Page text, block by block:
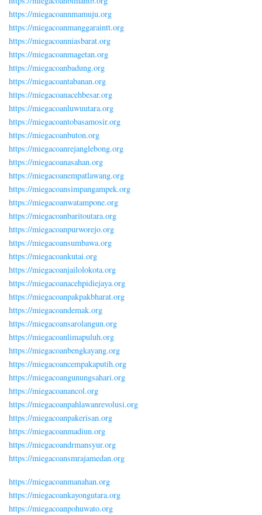
https://miegacoannmamuju.org
https://miegacoanmanggaraintt.org
https://miegacoanniasbarat.org
https://miegacoanmagetan.org
https://miegacoanbadung.org
https://miegacoantabanan.org
https://miegacoanacehbesar.org
https://miegacoanluwuutara.org
https://miegacoantobasamosir.org
https://miegacoanbuton.org
https://miegacoanrejanglebong.org
https://miegacoanasahan.org
https://miegacoanempatlawang.org
https://miegacoansimpangampek.org
https://miegacoanwatampone.org
https://miegacoanbaritoutara.org
https://miegacoanpurworejo.org
https://miegacoansumbawa.org
https://miegacoankutai.org
https://miegacoanjailolokota.org
https://miegacoanacehpidiejaya.org
https://miegacoanpakpakbharat.org
https://miegacoandemak.org
https://miegacoansarolangun.org
https://miegacoanlimapuluh.org
https://miegacoanbengkayang.org
https://miegacoancempakaputih.org
https://miegacoangunungsahari.org
https://miegacoanancol.org
https://miegacoanpahlawanrevolusi.org
https://miegacoanpakerisan.org
https://miegacoanmadiun.org
https://miegacoandrmansyur.org
https://miegacoansmrajamedan.org
https://miegacoanmanahan.org
https://miegacoankayongutara.org
https://miegacoanpohuwato.org